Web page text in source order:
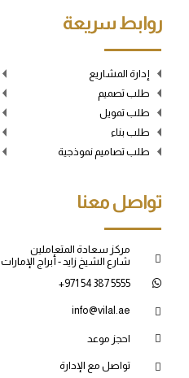
روابط سريعة
إدارة المشاريع
طلب تصميم
طلب تمويل
طلب بناء
طلب تصاميم نموذجية
تواصل معنا
مركز سعادة المتعاملين
شارع الشيخ زايد - أبراج الإمارات
+971 54 387 5555
info@vilal.ae
احجز موعد
تواصل مع الإدارة